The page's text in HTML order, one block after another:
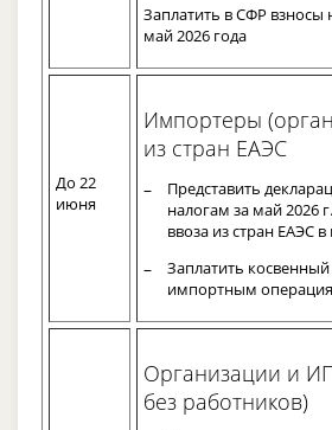
Заплатить в СФР взносы
май 2026 года
До 22
июня
Импортеры
из стран ЕАЭС
Представить
налогам за май 2026
ввоза из стран ЕАЭС
Заплатить
импортным
Организации и
без работников)